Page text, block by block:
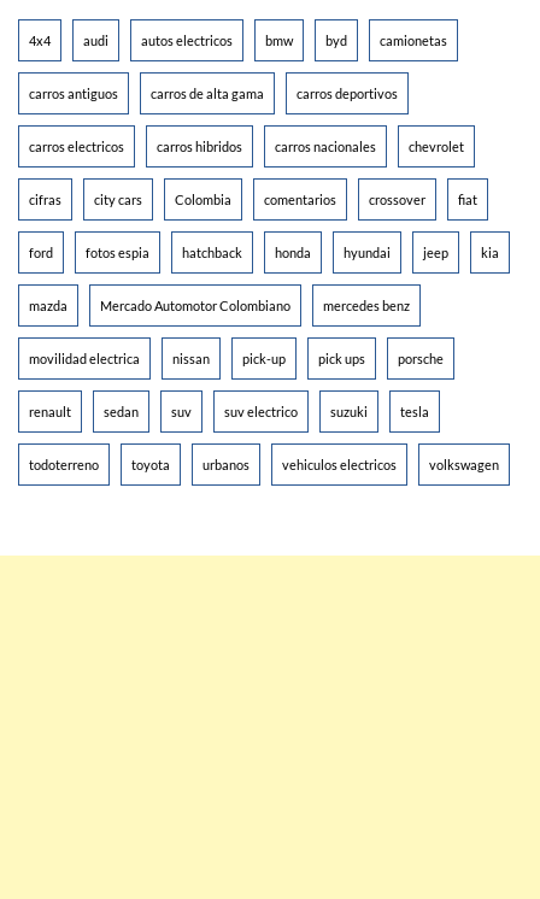
4x4 audi autos electricos bmw byd camionetas
carros antiguos carros de alta gama carros deportivos
carros electricos carros hibridos carros nacionales chevrolet
cifras city cars Colombia comentarios crossover fiat
ford fotos espia hatchback honda hyundai jeep kia
mazda Mercado Automotor Colombiano mercedes benz
movilidad electrica nissan pick-up pick ups porsche
renault sedan suv suv electrico suzuki tesla
todoterreno toyota urbanos vehiculos electricos volkswagen